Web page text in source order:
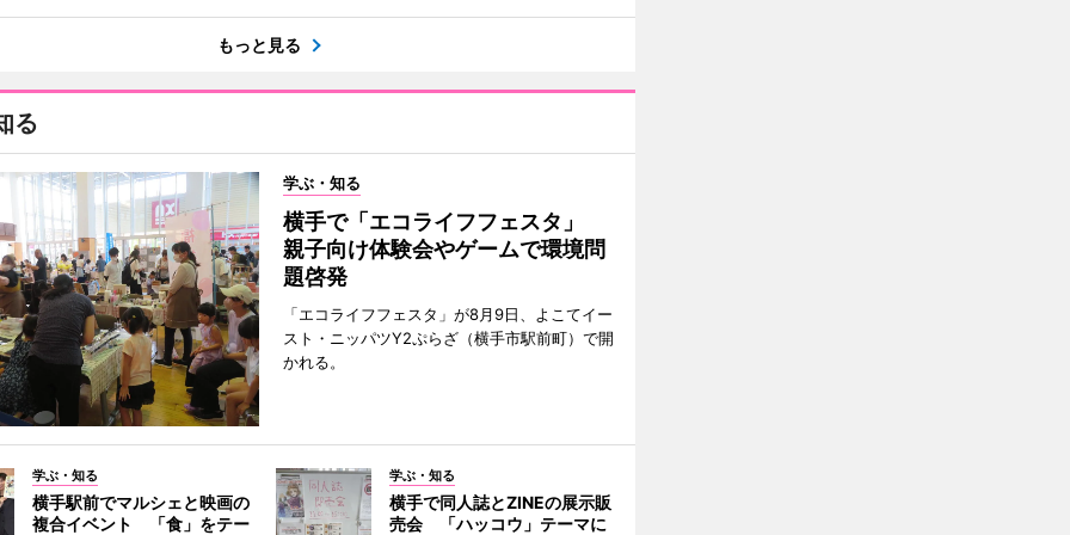
もっと見る
る
学ぶ・知る
横手で「エコライフフェスタ」
親子向け体験会やゲームで環境問
題啓発
「エコライフフェスタ」が8月9日、よこてイー
スト・ニッパツY2ぷらざ（横手市駅前町）で開
かれる。
学ぶ・知る
横手駅前でマルシェと映画の
複合イベント 「食」をテー
学ぶ・知る
横手で同人誌とZINEの展示販
売会 「ハッコウ」テーマに